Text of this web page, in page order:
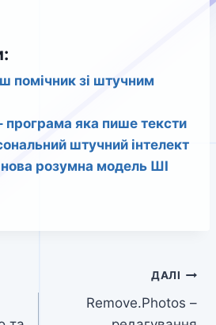
помічник зі штучним
програма яка пише тексти
штучний інтелект
розумна модель ШІ
ДАЛІ
Remove.Photos –